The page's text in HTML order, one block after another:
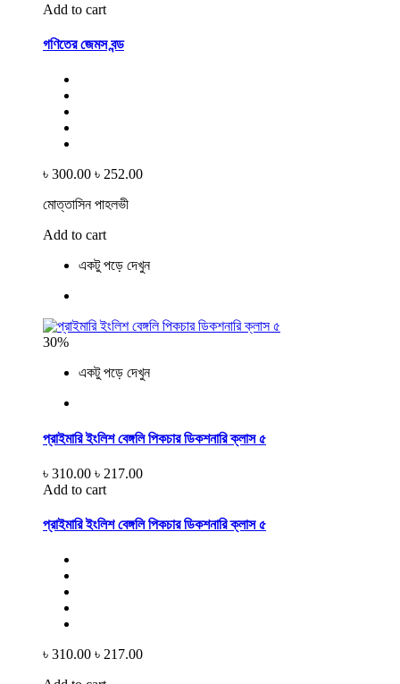
Add to cart
গণিতের জেমস বন্ড
৳ 300.00 ৳ 252.00
মোত্তাসিন পাহলভী
Add to cart
একটু পড়ে দেখুন
30%
একটু পড়ে দেখুন
প্রাইমারি ইংলিশ বেঙ্গলি পিকচার ডিকশনারি ক্লাস ৫
৳ 310.00 ৳ 217.00
Add to cart
প্রাইমারি ইংলিশ বেঙ্গলি পিকচার ডিকশনারি ক্লাস ৫
৳ 310.00 ৳ 217.00